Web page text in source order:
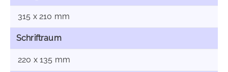
315 x 210 mm
Schriftraum
220 x 135 mm